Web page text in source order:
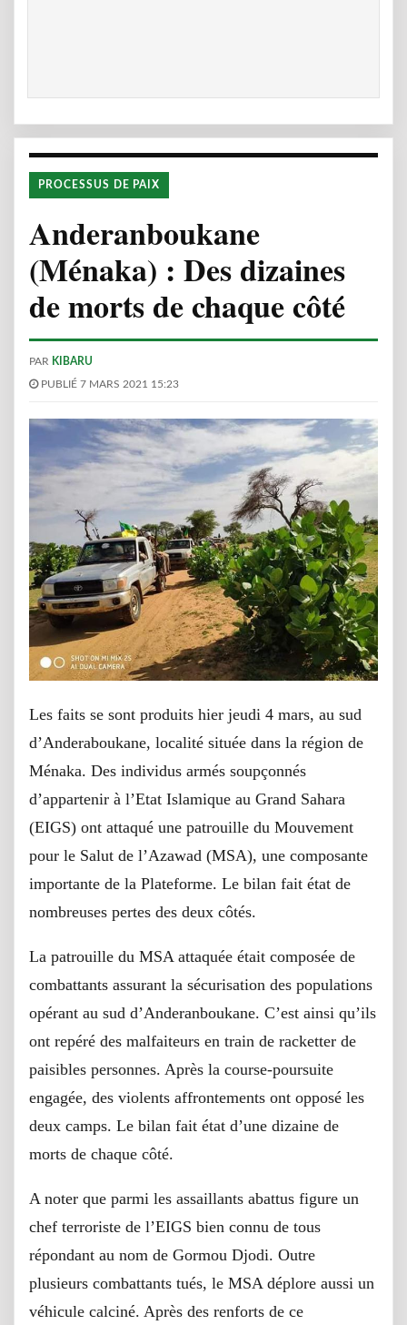
PROCESSUS DE PAIX
Anderanboukane
(Ménaka) : Des dizaines
de morts de chaque côté
PAR KIBARU
PUBLIÉ 7 MARS 2021 15:23
Les faits se sont produits hier jeudi 4 mars, au sud
d’Anderaboukane, localité située dans la région de
Ménaka. Des individus armés soupçonnés
d’appartenir à l’Etat Islamique au Grand Sahara
(EIGS) ont attaqué une patrouille du Mouvement
pour le Salut de l’Azawad (MSA), une composante
importante de la Plateforme. Le bilan fait état de
nombreuses pertes des deux côtés.
La patrouille du MSA attaquée était composée de
combattants assurant la sécurisation des populations
opérant au sud d’Anderanboukane. C’est ainsi qu’ils
ont repéré des malfaiteurs en train de racketter de
paisibles personnes. Après la course-poursuite
engagée, des violents affrontements ont opposé les
deux camps. Le bilan fait état d’une dizaine de
morts de chaque côté.
A noter que parmi les assaillants abattus figure un
chef terroriste de l’EIGS bien connu de tous
répondant au nom de Gormou Djodi. Outre
plusieurs combattants tués, le MSA déplore aussi un
véhicule calciné. Après des renforts de ce